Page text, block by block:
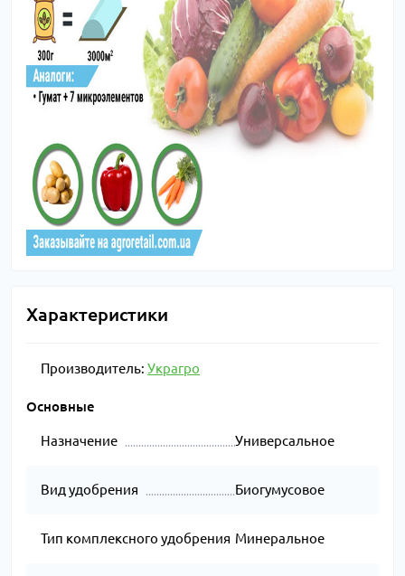
Характеристики
Производитель: Украгро
Основные
Назначение Универсальное
Вид удобрения Биогумусовое
Тип комплексного удобрения Минеральное